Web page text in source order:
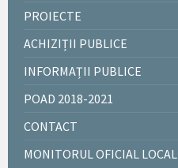
PROIECTE
ACHIZIȚII PUBLICE
INFORMAȚII PUBLICE
POAD 2018-2021
CONTACT
MONITORUL OFICIAL LOCAL